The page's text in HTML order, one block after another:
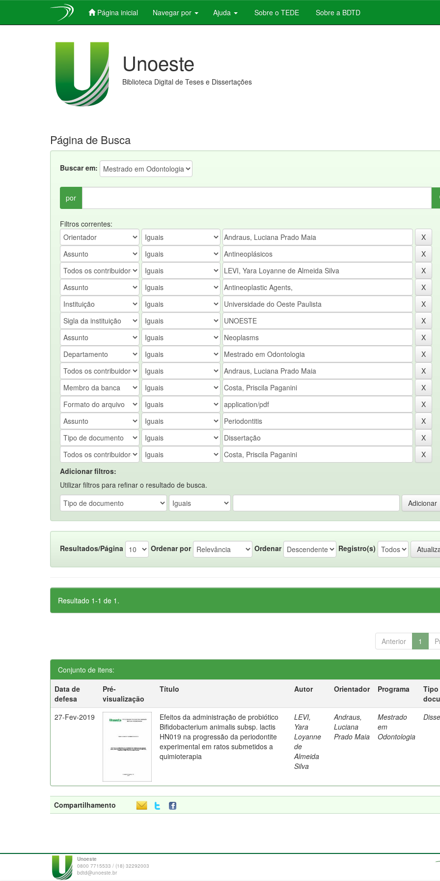
Página inicial Navegar por Ajuda Sobre o TEDE Sobre a BDTD
Unoeste
Biblioteca Digital de Teses e Dissertações
Página de Busca
Buscar em:
por
Filtros correntes:
Adicionar filtros:
Utilizar filtros para refinar o resultado de busca.
Resultados/Página Ordenar por Ordenar Registro(s)
Resultado 1-1 de 1.
Anterior 1
Conjunto de itens:
Data de
defesa
Pré-
visualização
Título Autor Orientador Programa
Tipo
27-Fev-2019
Efeitos da administração de probiótico
Bifidobacterium animalis subsp. lactis
HN019 na progressão da periodontite
experimental em ratos submetidos a
quimioterapia
LEVI,
Yara
Loyanne
de
Almeida
Silva
Andraus,
Luciana
Prado Maia
Mestrado
em
Odontologia
Compartilhamento
Unoeste
0800 7715533 / (18) 32292003
bdtd@unoeste.br